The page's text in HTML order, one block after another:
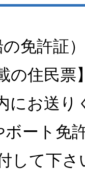
免許証
の住民票
にお送り
ート免
して下さ